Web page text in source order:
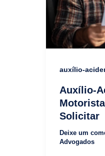
auxílio-
Auxílio-
Solicitar
Deixe um
Advogados